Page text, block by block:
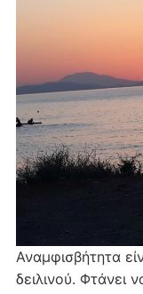
Αναμφισβήτητα
δειλινού. Φτάνει